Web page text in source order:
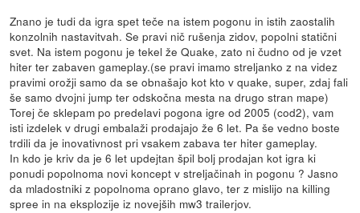
Znano je tudi da igra spet teče na istem pogonu in istih zaostalih
konzolnih nastavitvah. Se pravi nič rušenja zidov, popolni statični
svet. Na istem pogonu je tekel že Quake, zato ni čudno od je vzet
hiter ter zabaven gameplay.(se pravi imamo streljanko z na videz
pravimi orožji samo da se obnašajo kot kto v quake, super, zdaj fali
še samo dvojni jump ter odskočna mesta na drugo stran mape)
Torej če sklepam po predelavi pogona igre od 2005 (cod2), vam
isti izdelek v drugi embalaži prodajajo že 6 let. Pa še vedno boste
trdili da je inovativnost pri vsakem zabava ter hiter gameplay.
In kdo je kriv da je 6 let updejtan špil bolj prodajan kot igra ki
ponudi popolnoma novi koncept v streljačinah in pogonu ? Jasno
da mladostniki z popolnoma oprano glavo, ter z mislijo na killing
spree in na eksplozije iz novejših mw3 trailerjov.